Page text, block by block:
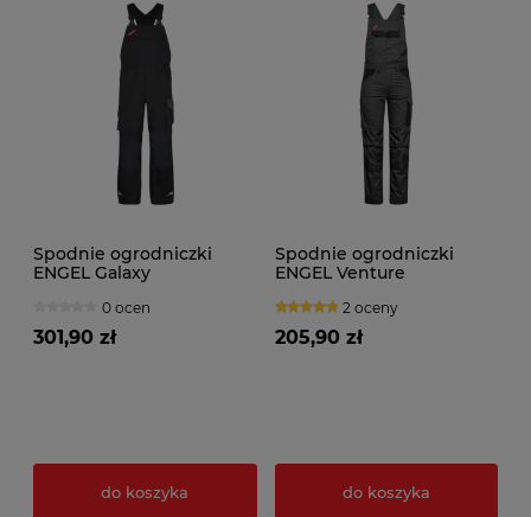
Spodnie ogrodniczki
ENGEL Galaxy
0 ocen
301,90 zł
do koszyka
Spodnie ogrodniczki
ENGEL Venture
2 oceny
205,90 zł
do koszyka